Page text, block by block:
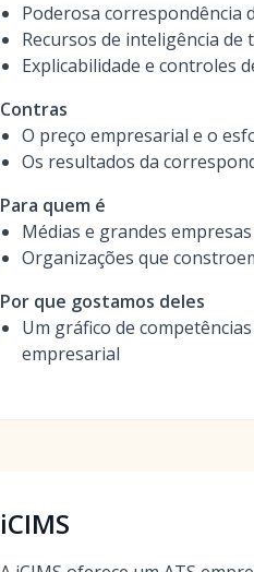
Poderosa correspondência
Recursos de inteligência
Explicabilidade e controles
Contras
O preço empresarial e o
Os resultados da
Para quem é
Médias e grandes
Organizações que
Por que gostamos deles
Um gráfico de
empresarial
iCIMS